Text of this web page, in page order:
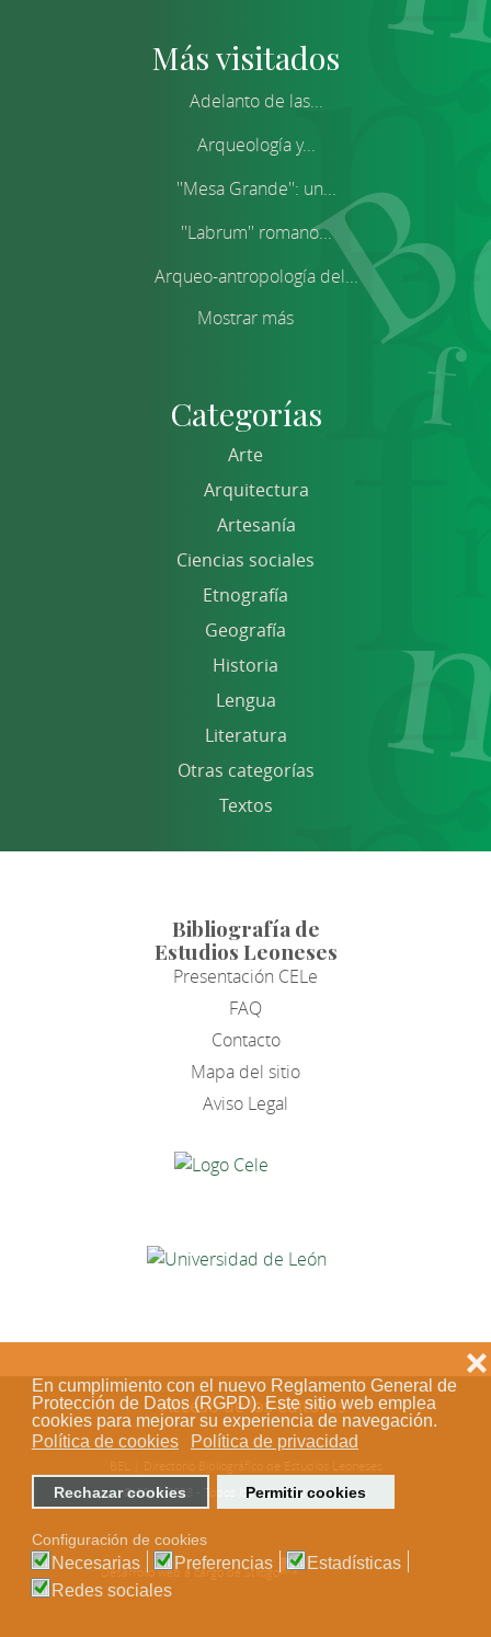
En cumplimiento con el nuevo Reglamento General de
Protección de Datos (RGPD). Este sitio web emplea
cookies para mejorar su experiencia de navegación.
Política de cookies
Política de privacidad
Rechazar cookies Permitir cookies
❌
Configuración de cookies
Necesarias Preferencias
Estadísticas
Redes sociales
Más visitados
Adelanto de las...
Arqueología y...
''Mesa Grande'': un...
''Labrum'' romano...
Arqueo-antropología del...
Mostrar más
Categorías
Arte
Arquitectura
Artesanía
Ciencias sociales
Etnografía
Geografía
Historia
Lengua
Literatura
Otras categorías
Textos
Bibliografía de
Estudios Leoneses
Presentación CELe
FAQ
Contacto
Mapa del sitio
Aviso Legal
Acceso de los editores
© 2018-2023 - Todos los derechos reservados
Desarrollo web a cargo de Stílogo